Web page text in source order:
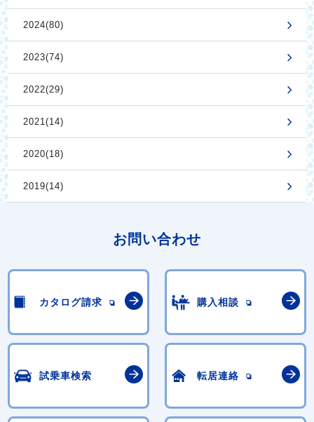
2024(80)
2023(74)
2022(29)
2021(14)
2020(18)
2019(14)
お問い合わせ
カタログ請求 購入相談
試乗車検索 転居連絡